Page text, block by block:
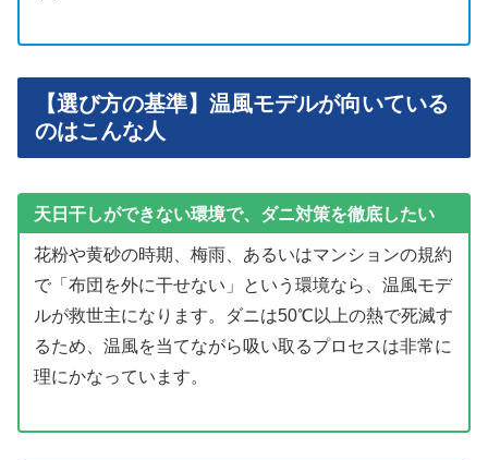
【選び方の基準】温風モデルが向いている
のはこんな人
天日干しができない環境で、ダニ対策を徹底したい
花粉や黄砂の時期、梅雨、あるいはマンションの規約
で「布団を外に干せない」という環境なら、温風モデ
ルが救世主になります。ダニは50℃以上の熱で死滅す
るため、温風を当てながら吸い取るプロセスは非常に
理にかなっています。